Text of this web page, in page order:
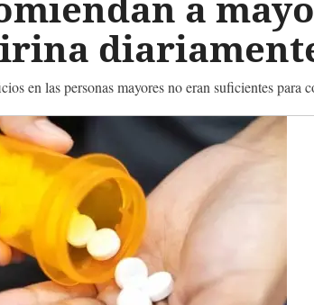
en las personas mayores no eran suficientes para